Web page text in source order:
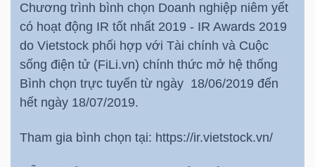
Chương trình bình chọn Doanh nghiệp niêm yết
có hoạt động IR tốt nhất 2019 - IR Awards 2019
do Vietstock phối hợp với Tài chính và Cuộc
sống điện tử (FiLi.vn) chính thức mở hệ thống
Bình chọn trực tuyến từ ngày 18/06/2019 đến
hết ngày 18/07/2019.
Tham gia bình chọn tại: https://ir.vietstock.vn/
TÀI
CHÍNH
CÔNG